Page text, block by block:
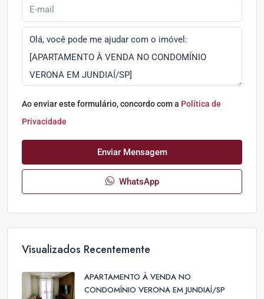
Ao enviar este formulário, concordo com a Política de
Privacidade
Enviar Mensagem
WhatsApp
Visualizados Recentemente
APARTAMENTO À VENDA NO
CONDOMÍNIO VERONA EM JUNDIAÍ/SP